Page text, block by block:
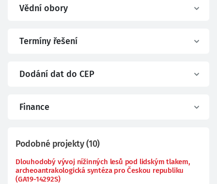
Vědní obory
Termíny řešení
Dodání dat do CEP
Finance
Podobné projekty(10)
Dlouhodobý vývoj nížinných lesů pod lidským tlakem,
archeoantrakologická syntéza pro Českou republiku
(GA19-14292S)